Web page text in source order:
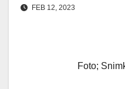
FEB 12, 2023
Foto;